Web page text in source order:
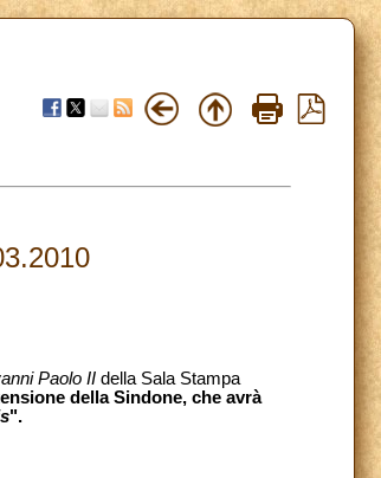
Paolo II della Sala Stampa
della Sindone, che avrà
".